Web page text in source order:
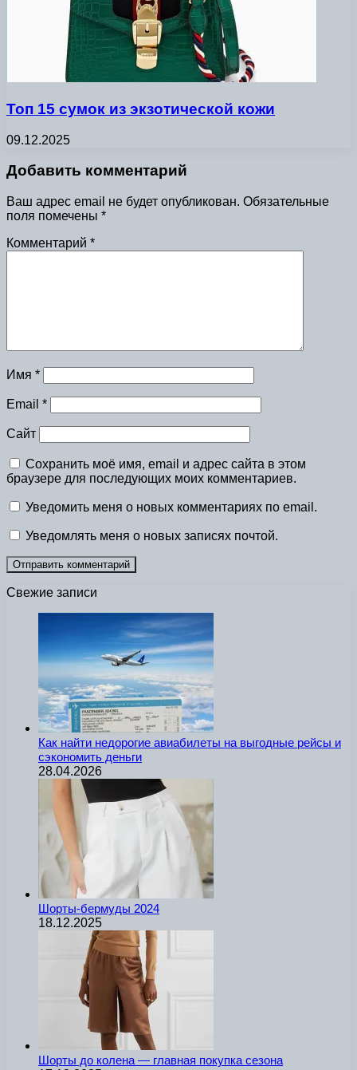
Топ 15 сумок из экзотической кожи
09.12.2025
Добавить комментарий
Ваш адрес email не будет опубликован. Обязательные
поля помечены *
Комментарий *
Имя *
Email *
Сайт
Сохранить моё имя, email и адрес сайта в этом
браузере для последующих моих комментариев.
Уведомить меня о новых комментариях по email.
Уведомлять меня о новых записях почтой.
Свежие записи
Как найти недорогие авиабилеты на выгодные рейсы и
сэкономить деньги
28.04.2026
Шорты-бермуды 2024
18.12.2025
Шорты до колена — главная покупка сезона